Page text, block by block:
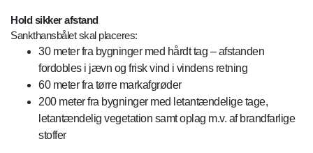
Hold sikker afstand
Sankthansbålet skal placeres:
30 meter fra bygninger med hårdt tag – afstanden
fordobles i jævn og frisk vind i vindens retning
60 meter fra tørre markafgrøder
200 meter fra bygninger med letantændelige tage,
letantændelig vegetation samt oplag m.v. af brandfarlige
stoffer